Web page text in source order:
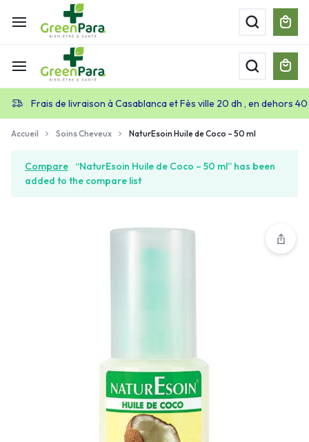
Frais de livraison à Casablanca et Fès ville 20 dh , en dehors
Accueil Soins Cheveux NaturEsoin Huile de Coco – 50 ml
Compare
“NaturEsoin Huile de Coco – 50 ml” has been
added to the compare list